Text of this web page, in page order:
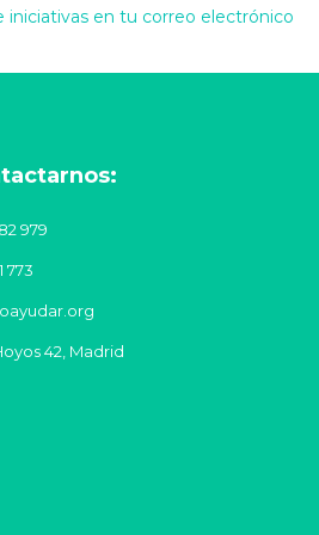
iniciativas en tu correo electrónico
979
773
42, Madrid